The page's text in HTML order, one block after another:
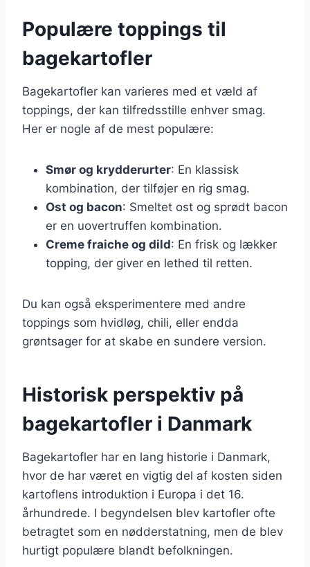
Populære toppings til
bagekartofler
Bagekartofler kan varieres med et væld af
toppings, der kan tilfredsstille enhver smag.
Her er nogle af de mest populære:
Smør og krydderurter: En klassisk
kombination, der tilføjer en rig smag.
Ost og bacon: Smeltet ost og sprødt bacon
er en uovertruffen kombination.
Creme fraiche og dild: En frisk og lækker
topping, der giver en lethed til retten.
Du kan også eksperimentere med andre
toppings som hvidløg, chili, eller endda
grøntsager for at skabe en sundere version.
Historisk perspektiv på
bagekartofler i Danmark
Bagekartofler har en lang historie i Danmark,
hvor de har været en vigtig del af kosten siden
kartoflens introduktion i Europa i det 16.
århundrede. I begyndelsen blev kartofler ofte
betragtet som en nødderstatning, men de blev
hurtigt populære blandt befolkningen.